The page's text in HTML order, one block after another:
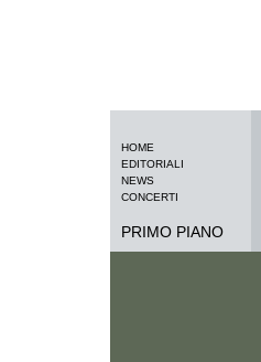
HOME
EDITORIALI
NEWS
CONCERTI
PRIMO PIANO